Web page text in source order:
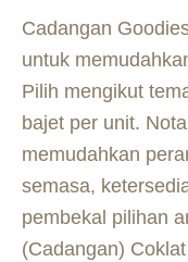
Cadangan
untuk
Pilih mengikut
bajet per unit.
memudahkan
semasa,
pembekal pilihan
(Cadangan)